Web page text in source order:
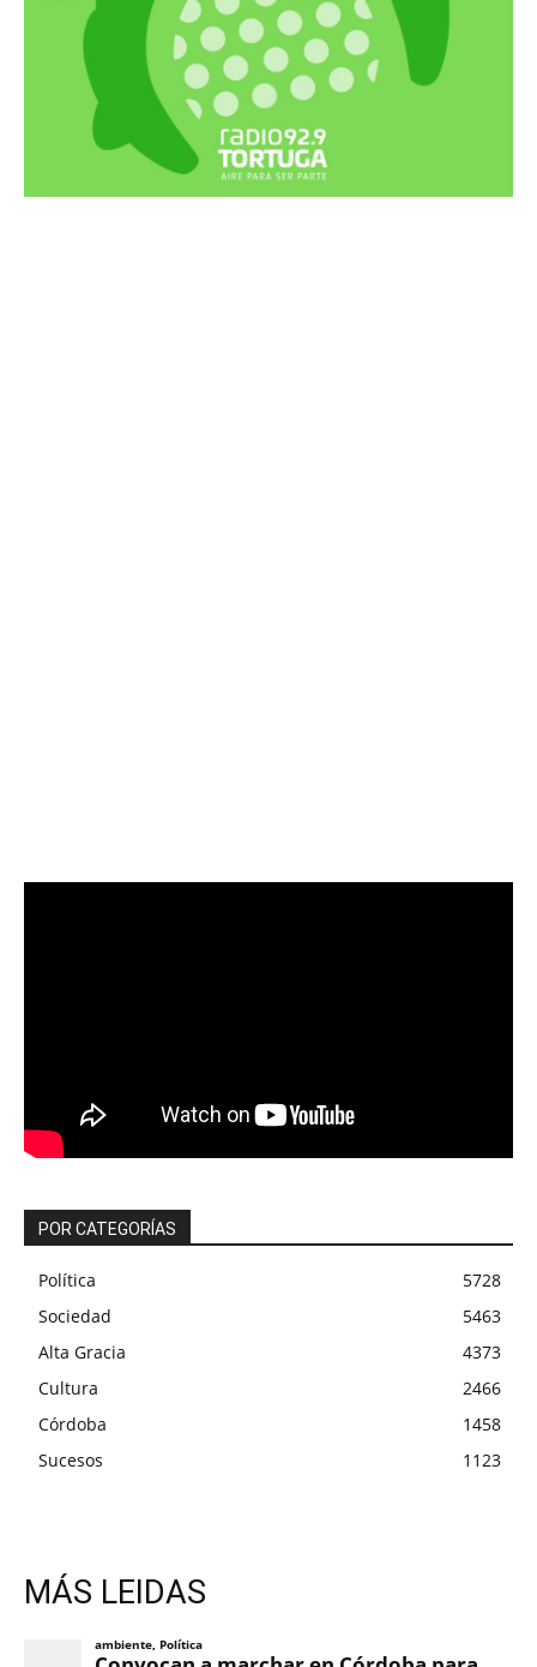
POR CATEGORÍAS
Política
5728
Sociedad
5463
Alta Gracia
4373
Cultura
2466
Córdoba
1458
Sucesos
1123
MÁS LEIDAS